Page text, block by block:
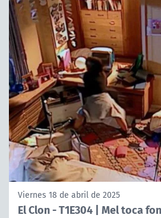
Viernes 18 de abril de 2025
El Clon - T1E304 | Mel toca